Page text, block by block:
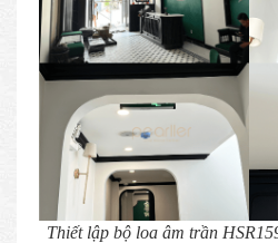
Thiết lập bộ loa âm trần